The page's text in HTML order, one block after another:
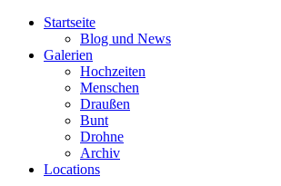
Startseite
Blog und News
Galerien
Hochzeiten
Menschen
Draußen
Bunt
Drohne
Archiv
Locations